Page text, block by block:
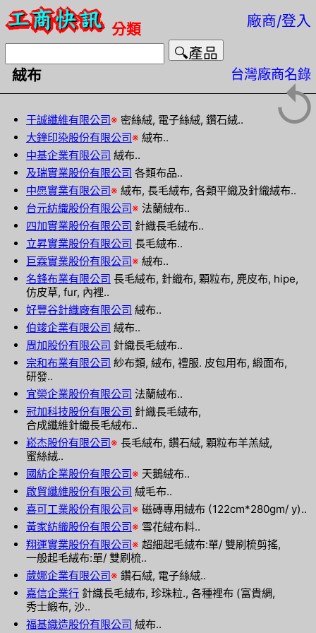
分類 廠商/登入
絨布 台灣廠商名錄
于誠纖維有限公司※ 密絲絨, 電子絲絨, 鑽石絨..
大鐘印染股份有限公司※ 絨布..
中基企業有限公司 絨布..
及瑞實業股份有限公司 各類布品..
中愿實業有限公司※ 絨布, 長毛絨布, 各類平織及針織絨布..
台元紡織股份有限公司※ 法蘭絨布..
四加實業股份有限公司 針織長毛絨布..
立昇實業股份有限公司 長毛絨布..
巨霖實業股份有限公司※ 絨布..
名鋒布業有限公司 長毛絨布, 針織布, 顆粒布, 麂皮布, hipe,
仿皮草, fur, 內裡..
好豐谷針織廠有限公司 絨布..
伯竣企業有限公司 絨布..
周加股份有限公司 針織長毛絨布..
宗和布業有限公司 紗布類, 絨布, 禮服. 皮包用布, 緞面布,
研發..
宜榮企業股份有限公司 法蘭絨布..
冠加科技股份有限公司 針織長毛絨布,
合成纖維針織長毛絨布..
崧杰股份有限公司※ 長毛絨布, 鑽石絨, 顆粒布羊羔絨,
蜜絲絨..
國紡企業股份有限公司※ 天鵝絨布..
啟貿纖維股份有限公司 絨毛布..
喜可工業股份有限公司※ 磁磚專用絨布 (122cm*280gm/ y)..
黃家紡織股份有限公司※ 雪花絨布料..
翔運實業股份有限公司※ 超細起毛絨布:單/ 雙刷梳剪搖,
一般起毛絨布:單/ 雙刷梳..
葳娜企業有限公司※ 鑽石絨, 電子絲絨..
嘉信企業行 針織長毛絨布, 珍珠粒., 各種裡布 (富貴綢,
秀士緞布, 沙..
福基織造股份有限公司 絨布..
↺